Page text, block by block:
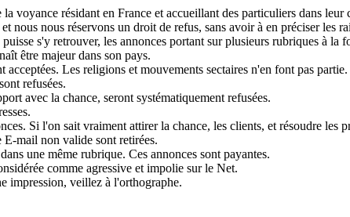
voyance résidant en France et accueillant des particuliers dans leur
nous réservons un droit de refus, sans avoir à en préciser les
s'y retrouver, les annonces portant sur plusieurs rubriques à la
être majeur dans son pays.
Les religions et mouvements sectaires n'en font pas partie.
refusées.
avec la chance, seront systématiquement refusées.
Si l'on sait vraiment attirer la chance, les clients, et résoudre les
E-mail non valide sont retirées.
une même rubrique. Ces annonces sont payantes.
comme agressive et impolie sur le Net.
impression, veillez à l'orthographe.